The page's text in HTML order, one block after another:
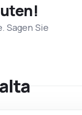
Sagen Sie